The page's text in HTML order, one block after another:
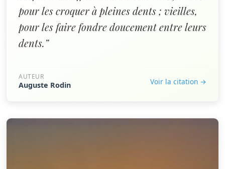
pour les croquer à pleines dents ; vieilles,
pour les faire fondre doucement entre leurs
dents.”
AUTEUR
Auguste Rodin Voir la citation →